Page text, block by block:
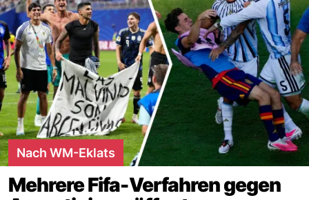
Nach WM-Eklats
Mehrere Fifa-Verfahren gegen